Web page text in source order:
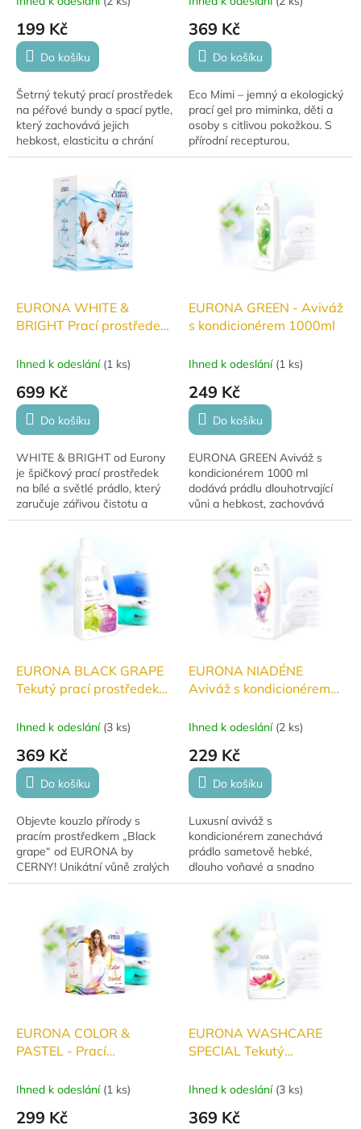
199 Kč
Do košíku
Šetrný tekutý prací prostředek
na péřové bundy a spací pytle,
který zachovává jejich
hebkost, elasticitu a chrání
péřovou i syntetickou náplň.
369 Kč
Do košíku
Eco Mimi – jemný a ekologický
prací gel pro miminka, děti a
osoby s citlivou pokožkou. S
přírodní recepturou,
hypoalergenní vůní sladkých
EURONA WHITE &
BRIGHT Prací prostředek
Ihned k odeslání (1 ks)
699 Kč
Do košíku
WHITE & BRIGHT od Eurony
je špičkový prací prostředek
na bílé a světlé prádlo, který
zaručuje zářivou čistotu a
dlouhotrvající svěžest. S
EURONA GREEN - Aviváž
s kondicionérem 1000ml
Ihned k odeslání (1 ks)
249 Kč
Do košíku
EURONA GREEN Aviváž s
kondicionérem 1000 ml
dodává prádlu dlouhotrvající
vůni a hebkost, zachovává
savost ručníků a obsahuje
EURONA BLACK GRAPE
Tekutý prací prostředek
Ihned k odeslání (3 ks)
369 Kč
Do košíku
Objevte kouzlo přírody s
pracím prostředkem „Black
grape“ od EURONA by
CERNY! Unikátní vůně zralých
hroznů s dotekem svěží rosy a
EURONA NIADÉNE
Aviváž s kondicionérem
Ihned k odeslání (2 ks)
229 Kč
Do košíku
Luxusní aviváž s
kondicionérem zanechává
prádlo sametově hebké,
dlouho voňavé a snadno
žehlitelné. Vhodná i pro
EURONA COLOR &
PASTEL - Prací
pestré 935 g
Ihned k odeslání (1 ks)
299 Kč
EURONA WASHCARE
SPECIAL Tekutý
prostředek 1000 ml
Ihned k odeslání (3 ks)
369 Kč